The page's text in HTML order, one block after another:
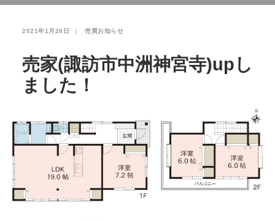
2021年1月28日 | 売買お知らせ
売家(諏訪市中洲神宮寺)upし
ました！